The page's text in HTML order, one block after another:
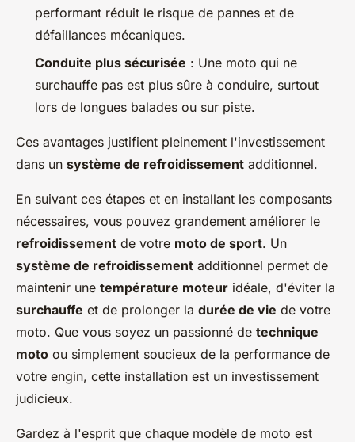
performant réduit le risque de pannes et de
défaillances mécaniques.
Conduite plus sécurisée : Une moto qui ne
surchauffe pas est plus sûre à conduire, surtout
lors de longues balades ou sur piste.
Ces avantages justifient pleinement l'investissement
dans un système de refroidissement additionnel.
En suivant ces étapes et en installant les composants
nécessaires, vous pouvez grandement améliorer le
refroidissement de votre moto de sport. Un
système de refroidissement additionnel permet de
maintenir une température moteur idéale, d'éviter la
surchauffe et de prolonger la durée de vie de votre
moto. Que vous soyez un passionné de technique
moto ou simplement soucieux de la performance de
votre engin, cette installation est un investissement
judicieux.
Gardez à l'esprit que chaque modèle de moto est